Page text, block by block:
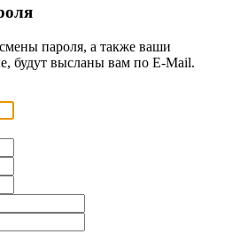
пароля, а также ваши
будут высланы вам по E-Mail.